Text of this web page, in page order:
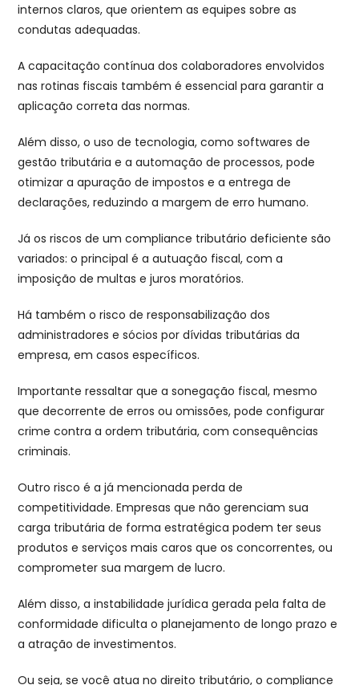
internos claros, que orientem as equipes sobre as
condutas adequadas.
A capacitação contínua dos colaboradores envolvidos
nas rotinas fiscais também é essencial para garantir a
aplicação correta das normas.
Além disso, o uso de tecnologia, como softwares de
gestão tributária e a automação de processos, pode
otimizar a apuração de impostos e a entrega de
declarações, reduzindo a margem de erro humano.
Já os riscos de um compliance tributário deficiente são
variados: o principal é a autuação fiscal, com a
imposição de multas e juros moratórios.
Há também o risco de responsabilização dos
administradores e sócios por dívidas tributárias da
empresa, em casos específicos.
Importante ressaltar que a sonegação fiscal, mesmo
que decorrente de erros ou omissões, pode configurar
crime contra a ordem tributária, com consequências
criminais.
Outro risco é a já mencionada perda de
competitividade. Empresas que não gerenciam sua
carga tributária de forma estratégica podem ter seus
produtos e serviços mais caros que os concorrentes, ou
comprometer sua margem de lucro.
Além disso, a instabilidade jurídica gerada pela falta de
conformidade dificulta o planejamento de longo prazo e
a atração de investimentos.
Ou seja, se você atua no direito tributário, o compliance